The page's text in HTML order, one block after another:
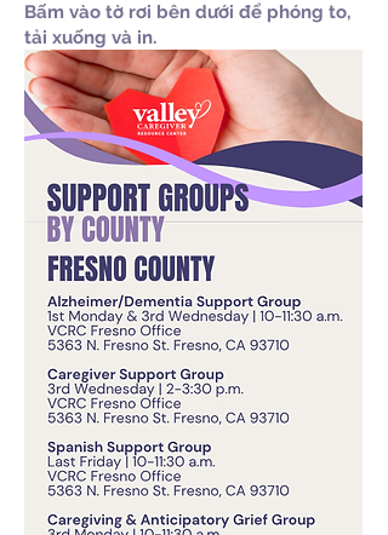
Bấm vào tờ rơi bên dưới để phóng to,
tải xuống và in.